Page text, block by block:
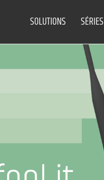
SOLUTIONS SÉRIES